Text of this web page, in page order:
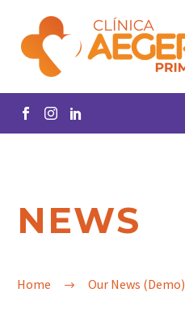
NEWS
Home Our News (Demo)